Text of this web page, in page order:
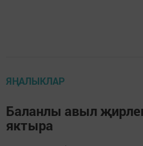
ЯҢАЛЫКЛАР
Баланлы авыл
яктыра